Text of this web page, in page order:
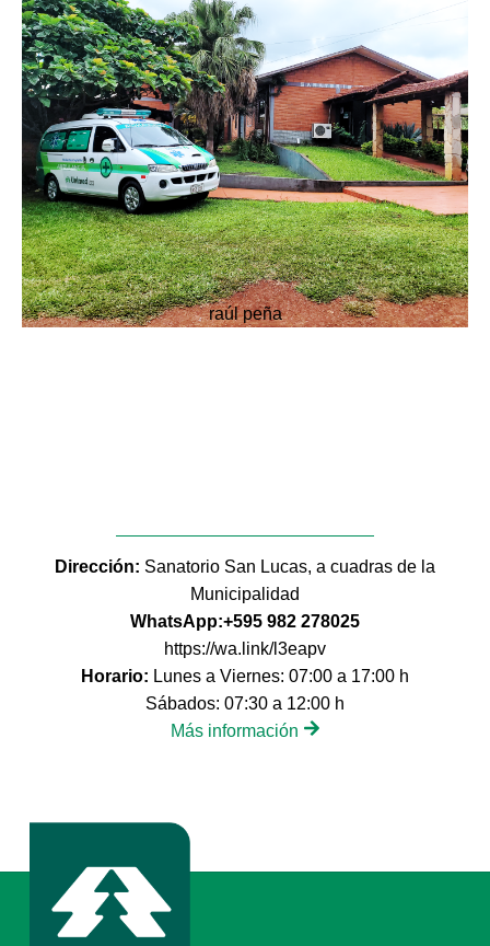
raúl peña
Dirección: Sanatorio San Lucas, a cuadras de la
Municipalidad
WhatsApp:+595 982 278025
https://wa.link/l3eapv
Horario: Lunes a Viernes: 07:00 a 17:00 h
Sábados: 07:30 a 12:00 h
Más información